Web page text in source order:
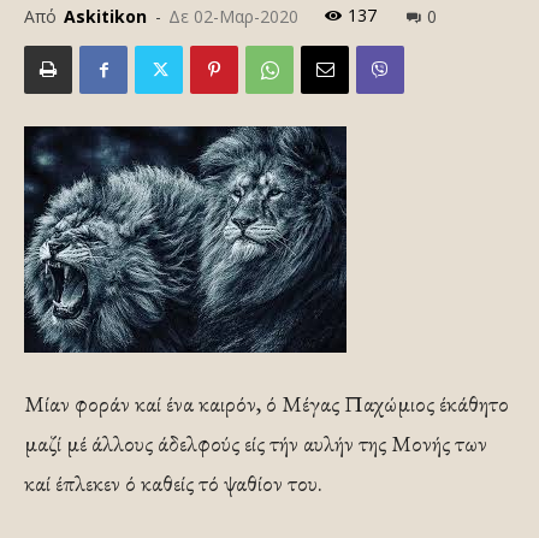
Από Askitikon - Δε 02-Μαρ-2020 137 0
Μίαν φοράν καί ένα καιρόν, ό Μέγας Παχώμιος έκάθητο
μαζί μέ άλλους άδελφούς είς τήν αυλήν της Μονής των
καί έπλεκεν ό καθείς τό ψαθίον του.